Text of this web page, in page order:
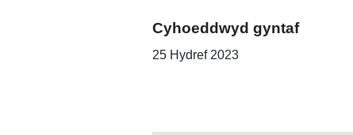
Cyhoeddwyd gyntaf
25 Hydref 2023